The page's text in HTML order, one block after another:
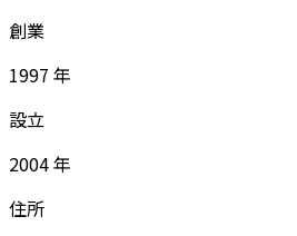
創業
1997 年
設立
2004 年
住所